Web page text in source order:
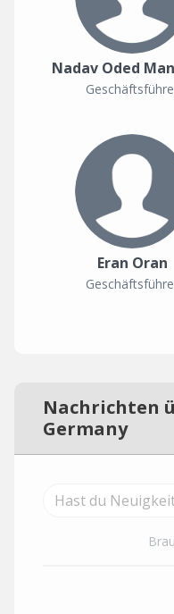
Nadav Oded
Eran Oran
Nachrichten
Germany